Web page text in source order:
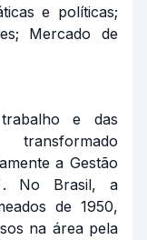
e políticas;
Mercado de
e das
a Gestão
No Brasil, a
de 1950,
na área pela